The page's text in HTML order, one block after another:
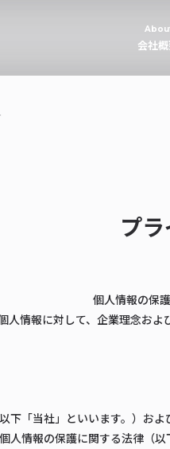
会社
プ
個人情報の保
人情報に対して、企業理念お
下「当社」といいます。）お
人情報の保護に関する法律（